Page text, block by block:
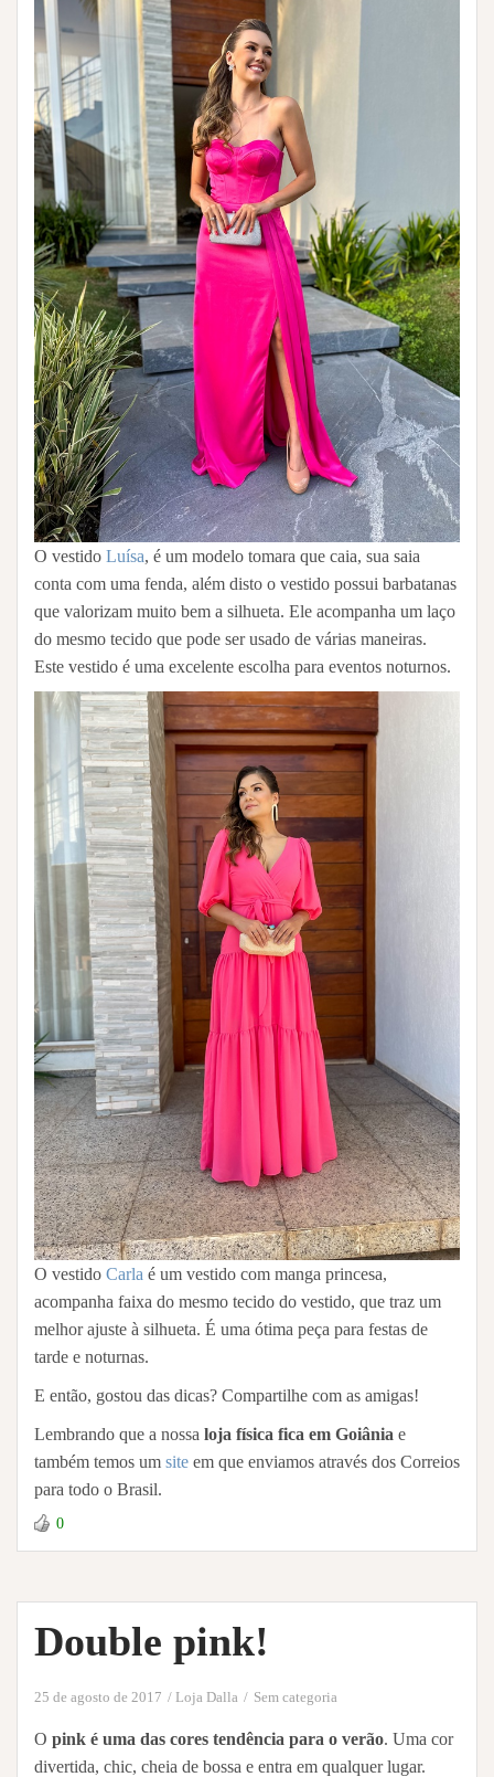
O vestido Luísa, é um modelo tomara que caia, sua saia
conta com uma fenda, além disto o vestido possui barbatanas
que valorizam muito bem a silhueta. Ele acompanha um laço
do mesmo tecido que pode ser usado de várias maneiras.
Este vestido é uma excelente escolha para eventos noturnos.
O vestido Carla é um vestido com manga princesa,
acompanha faixa do mesmo tecido do vestido, que traz um
melhor ajuste à silhueta. É uma ótima peça para festas de
tarde e noturnas.
E então, gostou das dicas? Compartilhe com as amigas!
Lembrando que a nossa loja física fica em Goiânia e
também temos um site em que enviamos através dos Correios
para todo o Brasil.
0
Double pink!
25 de agosto de 2017 Loja Dalla Sem categoria
O pink é uma das cores tendência para o verão. Uma cor
divertida, chic, cheia de bossa e entra em qualquer lugar.